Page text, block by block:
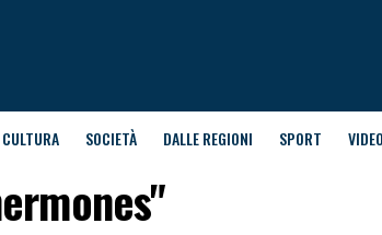
CULTURA SOCIETÀ DALLE REGIONI SPORT VIDEO